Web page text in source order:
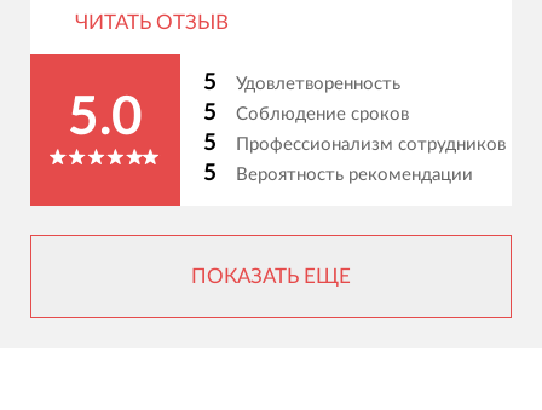
ЧИТАТЬ ОТЗЫВ
5.0
5 Удовлетворенность
5 Соблюдение сроков
5 Профессионализм сотрудников
5 Вероятность рекомендации
ПОКАЗАТЬ ЕЩЕ